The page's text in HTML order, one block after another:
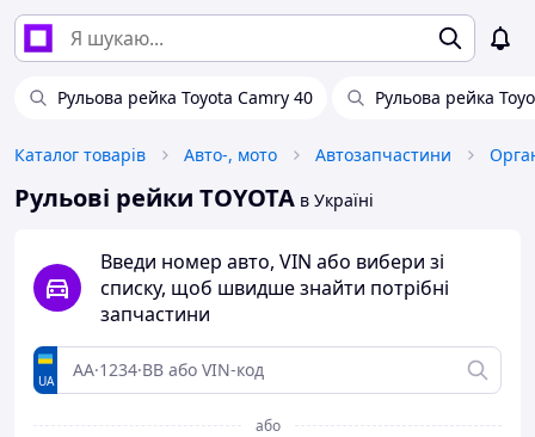
Рульова рейка Toyota Camry 40 Рульова рейка
Каталог товарів Авто-, мото Автозапчастини
Рульові рейки TOYOTA в Україні
Введи номер авто, VIN або вибери зі
списку, щоб швидше знайти потрібні
запчастини
UA
або